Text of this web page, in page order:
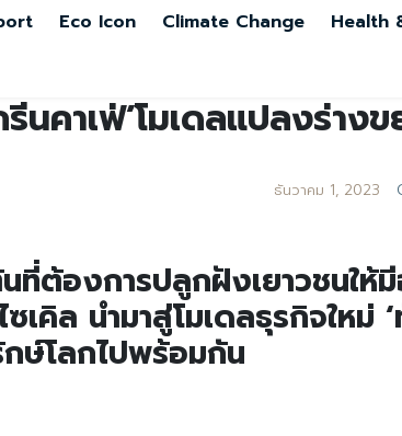
Eco Icon Climate Change Health
นคาเฟ่’โมเดลแปลงร่าง
ธันวาคม 1, 2023
ที่ต้องการปลูกฝังเยาวชนใ
เคิล นำมาสู่โมเดลธุรกิจใหม่
กษ์โลกไปพร้อมกัน